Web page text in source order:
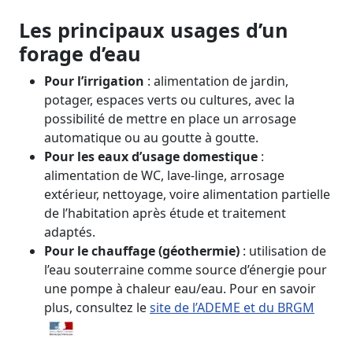
Les principaux usages d’un
forage d’eau
Pour l’irrigation : alimentation de jardin,
potager, espaces verts ou cultures, avec la
possibilité de mettre en place un arrosage
automatique ou au goutte à goutte.
Pour les eaux d’usage domestique :
alimentation de WC, lave‑linge, arrosage
extérieur, nettoyage, voire alimentation partielle
de l’habitation après étude et traitement
adaptés.
Pour le chauffage (géothermie) : utilisation de
l’eau souterraine comme source d’énergie pour
une pompe à chaleur eau/eau. Pour en savoir
plus, consultez lesite de l’ADEME et du BRGM